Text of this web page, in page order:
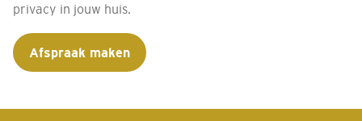
privacy in jouw huis.
Afspraak maken